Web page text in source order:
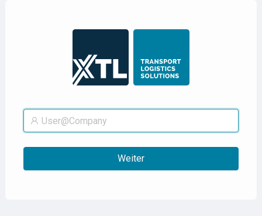
Weiter